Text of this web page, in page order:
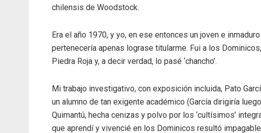
chilensis de Woodstock.
Era el año 1970, y yo, en ese entonces un joven e
pertenecería apenas lograse titularme. Fui a los
Piedra Roja y, a decir verdad, lo pasé ‘chancho’.
Mi trabajo investigativo, con exposición incluida, Pato
un alumno de tan exigente académico (García dirigiría
Quimantú, hecha cenizas y polvo por los ‘cultísimos’
que aprendí y vivencié en los Dominicos resultó